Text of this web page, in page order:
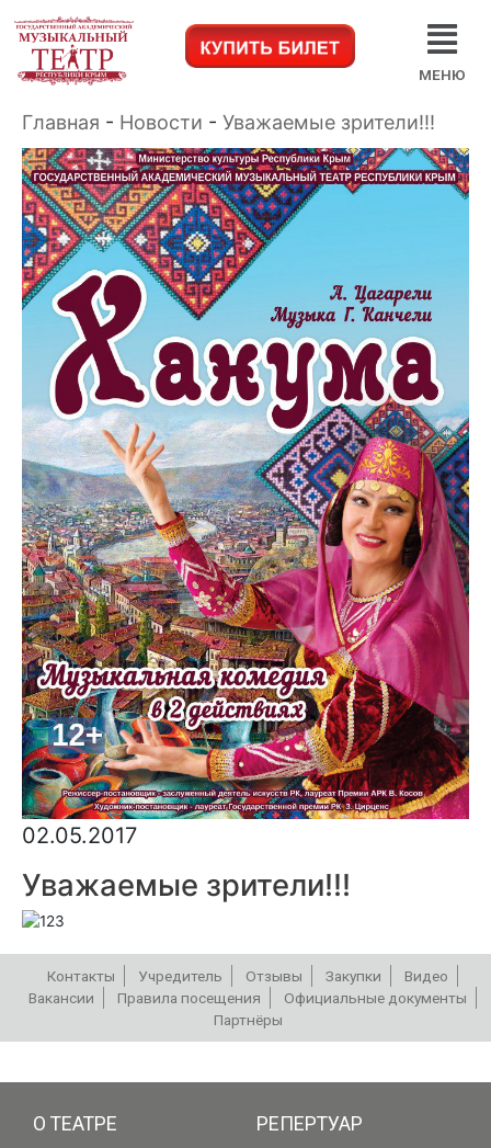
МЕНЮ
Главная - Новости - Уважаемые зрители!!!
02.05.2017
Уважаемые зрители!!!
Контакты Учредитель Отзывы Закупки
Видео
Вакансии
Правила посещения
Официальные документы
Партнёры
О ТЕАТРЕ РЕПЕРТУАР